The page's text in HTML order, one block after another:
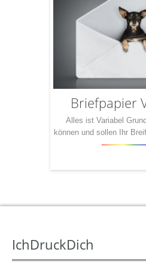
die Abwehr beim
Teil des Prangers –
Briefpapier
Alles ist Variabel
können und sollen Ihr
wie es perfekt zu Ihnen
macht doch einen
Druck, nicht abfallend,
IchDruckDich